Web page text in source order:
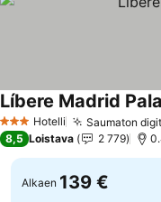
3 Tähtiluokitus
Hotelli Saumaton
Líbere Madrid
8,5 Loistava 2 779
Alkaen 139 €